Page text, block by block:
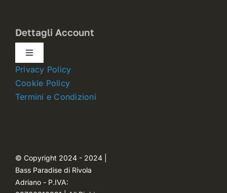
Dettagli Account
Toggle
Navigation
Dettagli account
Password dimenticata
Privacy Policy
Cookie Policy
Termini e Condizioni
© Copyright 2024 - 2024 |
Bass Paradise di Rivola
Adriano - P.IVA: